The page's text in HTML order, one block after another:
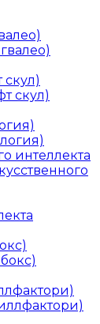
скул)
интеллекта